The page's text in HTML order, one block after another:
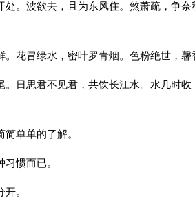
处。波欲去，且为东风住。煞萧疏，争
。花冒绿水，密叶罗青烟。色粉绝世，馨
。日思君不见君，共饮长江水。水几时收
单单的了解。
惯而已。
。